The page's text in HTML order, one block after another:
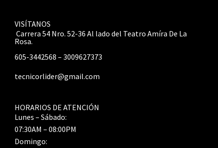
VISÍTANOS
Carrera 54 Nro. 52-36 Al lado del Teatro Amíra De La
Rosa.
605-3442568 – 3009627373
tecnicorlider@gmail.com
HORARIOS DE ATENCIÓN
Lunes – Sábado:
07:30AM – 08:00PM
Domingo: